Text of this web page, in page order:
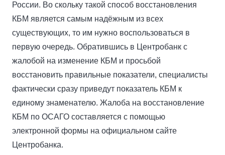
России. Во скольку такой способ восстановления
КБМ является самым надёжным из всех
существующих, то им нужно воспользоваться в
первую очередь. Обратившись в Центробанк с
жалобой на изменение КБМ и просьбой
восстановить правильные показатели, специалисты
фактически сразу приведут показатель КБМ к
единому знаменателю. Жалоба на восстановление
КБМ по ОСАГО составляется с помощью
электронной формы на официальном сайте
Центробанка.